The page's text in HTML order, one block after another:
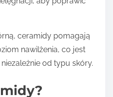
ceramidy pomagają
nawilżenia, co jest
od typu skóry.